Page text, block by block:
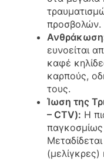
προσβολών.
ευνοείται
καφέ
καρπούς,
τους.
Ίωση της
– CTV): Η
παγκοσμίως